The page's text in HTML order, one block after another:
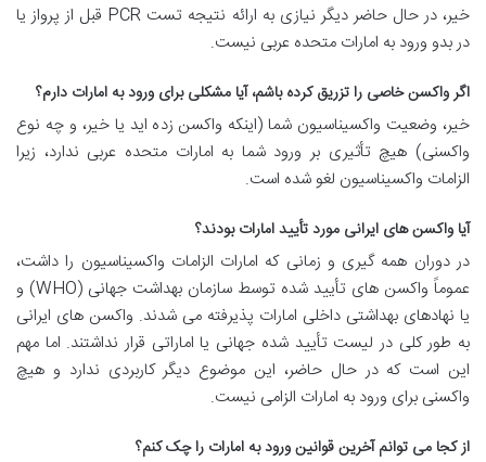
خیر، در حال حاضر دیگر نیازی به ارائه نتیجه تست PCR قبل از پرواز یا
در بدو ورود به امارات متحده عربی نیست.
اگر واکسن خاصی را تزریق کرده باشم، آیا مشکلی برای ورود به امارات دارم؟
خیر، وضعیت واکسیناسیون شما (اینکه واکسن زده اید یا خیر، و چه نوع
واکسنی) هیچ تأثیری بر ورود شما به امارات متحده عربی ندارد، زیرا
الزامات واکسیناسیون لغو شده است.
آیا واکسن های ایرانی مورد تأیید امارات بودند؟
در دوران همه گیری و زمانی که امارات الزامات واکسیناسیون را داشت،
عموماً واکسن های تأیید شده توسط سازمان بهداشت جهانی (WHO) و
یا نهادهای بهداشتی داخلی امارات پذیرفته می شدند. واکسن های ایرانی
به طور کلی در لیست تأیید شده جهانی یا اماراتی قرار نداشتند. اما مهم
این است که در حال حاضر، این موضوع دیگر کاربردی ندارد و هیچ
واکسنی برای ورود به امارات الزامی نیست.
از کجا می توانم آخرین قوانین ورود به امارات را چک کنم؟